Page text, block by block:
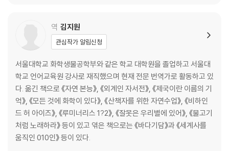
역 김지원
관심작가 알림신청
서울대학교 화학생물공학부와 같은 학교 대학원을 졸업하고 서울대
학교 언어교육원 강사로 재직했으며 현재 전문 번역가로 활동하고 있
다. 옮긴 책으로 《자연 본능》, 《외계인 자서전》, 《제국이란 이름의 기
억》, 《모든 것에 화학이 있다》, 《산책자를 위한 자연수업》, 《비하인
드 허 아이즈》, 《루미너리스 1?2》, 《잘못은 우리별에 있어》, 《물고기
처럼 노래하라》 등이 있고 엮은 책으로는 《바다기담》과 《세계사를
움직인 010인》 등이 있다.